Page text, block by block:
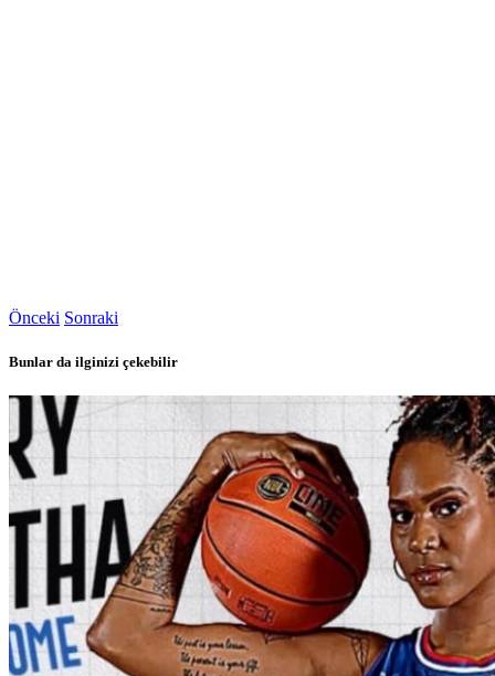
Önceki Sonraki
Bunlar da ilginizi çekebilir